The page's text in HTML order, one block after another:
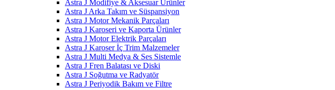
Astra J Modifiye & Aksesuar Ürünler
Astra J Arka Takım ve Süspansiyon
Astra J Motor Mekanik Parçaları
Astra J Karoseri ve Kaporta Ürünler
Astra J Motor Elektrik Parçaları
Astra J Karoser İç Trim Malzemeler
Astra J Multi Medya & Ses Sistemle
Astra J Fren Balatası ve Diski
Astra J Soğutma ve Radyatör
Astra J Periyodik Bakım ve Filtre